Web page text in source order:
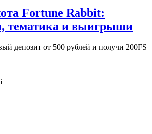
Fortune Rabbit:
тематика и выигрыши
депозит от 500 рублей и получи 200FS